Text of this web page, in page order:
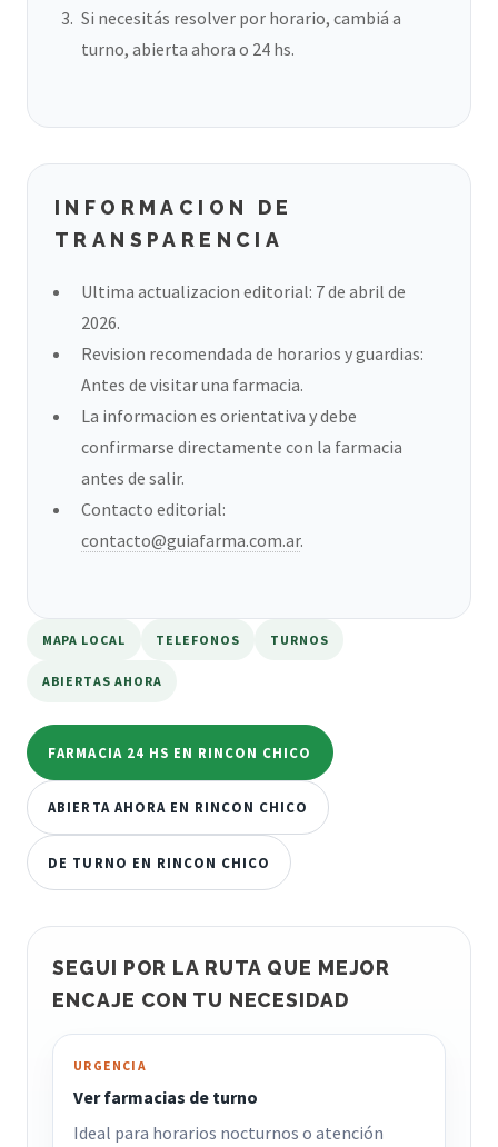
Si necesitás resolver por horario, cambiá a
turno, abierta ahora o 24 hs.
INFORMACION DE
TRANSPARENCIA
Ultima actualizacion editorial: 7 de abril de
2026.
Revision recomendada de horarios y guardias:
Antes de visitar una farmacia.
La informacion es orientativa y debe
confirmarse directamente con la farmacia
antes de salir.
Contacto editorial:
contacto@guiafarma.com.ar.
MAPA LOCAL TELEFONOS TURNOS
ABIERTAS AHORA
FARMACIA 24 HS EN RINCON CHICO
ABIERTA AHORA EN RINCON CHICO
DE TURNO EN RINCON CHICO
SEGUI POR LA RUTA QUE MEJOR
ENCAJE CON TU NECESIDAD
URGENCIA
Ver farmacias de turno
Ideal para horarios nocturnos o atención